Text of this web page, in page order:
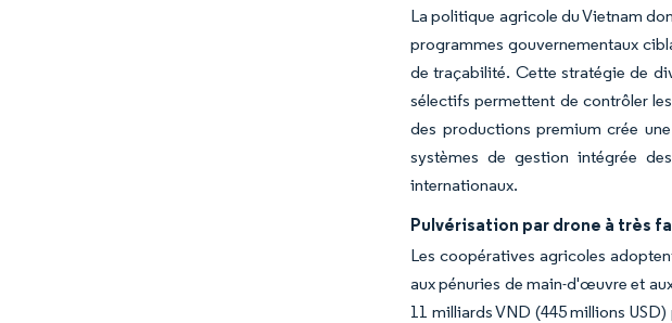
La politique agricole du Vietnam
programmes gouvernementaux
de traçabilité. Cette stratégie de
sélectifs permettent de contrôler
des productions premium crée
systèmes de gestion intégrée
internationaux.
Pulvérisation par drone à très
Les coopératives agricoles
aux pénuries de main-d'œuvre et
11 milliards VND (445 millions